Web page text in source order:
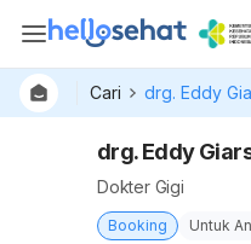
Cari drg. Eddy
drg. Eddy
Dokter Gigi
Booking Untuk